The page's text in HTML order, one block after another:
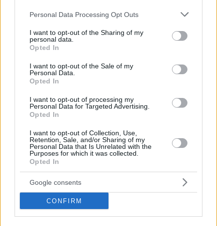
Please note that this website/app uses one or more Google
not limited to your visit or usage behaviour. You may click to
grant or deny consent to Google and its third-party tags to
use your data for below specified purposes in below Google
consent section.
Personal Data Processing Opt Outs
I want to opt-out of the Sharing of my
personal data.
Opted In
I want to opt-out of the Sale of my
Personal Data.
Opted In
I want to opt-out of processing my
Personal Data for Targeted Advertising.
Opted In
I want to opt-out of Collection, Use,
Retention, Sale, and/or Sharing of my
Personal Data that Is Unrelated with the
Purposes for which it was collected.
Opted In
Google consents
CONFIRM
EuroLeague Saison 2019-20 mit seinem bestehenden
Format, was bedeutet, dass die verbleibende reguläre
höchstwahrscheinlich bedeuten, dass die sende zeitüber die
ursprünglich geplanten Mai-Termine hinaus endet, wobei
die Spielhäufigkeit bei Bedarf möglicherweise verdichtet
wird. Die gleiche Priorität wird für die EuroCup-Saison 2019-
20 7DAYS gelten.
-Fortsetzung der Analyse potenzieller alternativer
Wettbewerbssysteme, die nur aktiviert werden könnten,